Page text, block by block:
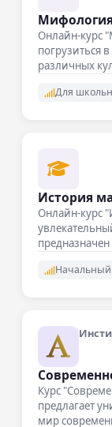
Мифология
Онлайн-курс
погрузиться
различных
Для
История
Онлайн-курс
Начальный
Курс
предлагает
мир